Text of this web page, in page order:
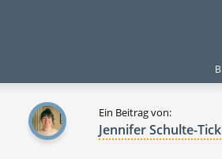
Ein Beitrag von:
Jennifer Schulte-